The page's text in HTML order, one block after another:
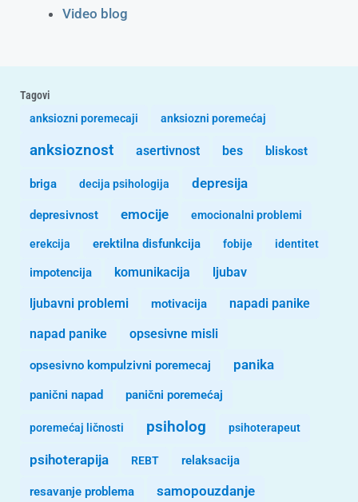
Video blog
Tagovi
anksiozni poremecaji
anksiozni poremećaj
anksioznost asertivnost bes bliskost
briga decija psihologija depresija
depresivnost emocije emocionalni problemi
erekcija erektilna disfunkcija fobije identitet
impotencija komunikacija ljubav
ljubavni problemi motivacija napadi panike
napad panike opsesivne misli
opsesivno kompulzivni poremecaj panika
panični napad panični poremećaj
poremećaj ličnosti psiholog psihoterapeut
psihoterapija REBT relaksacija
resavanje problema samopouzdanje